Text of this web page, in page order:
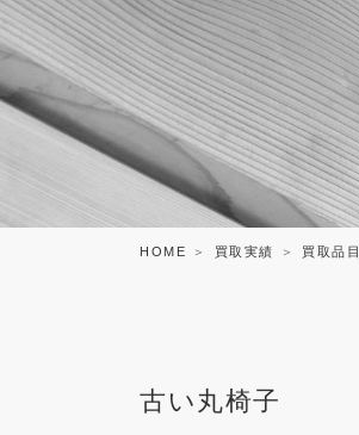
HOME 買取実績 買取品目
古い丸椅子